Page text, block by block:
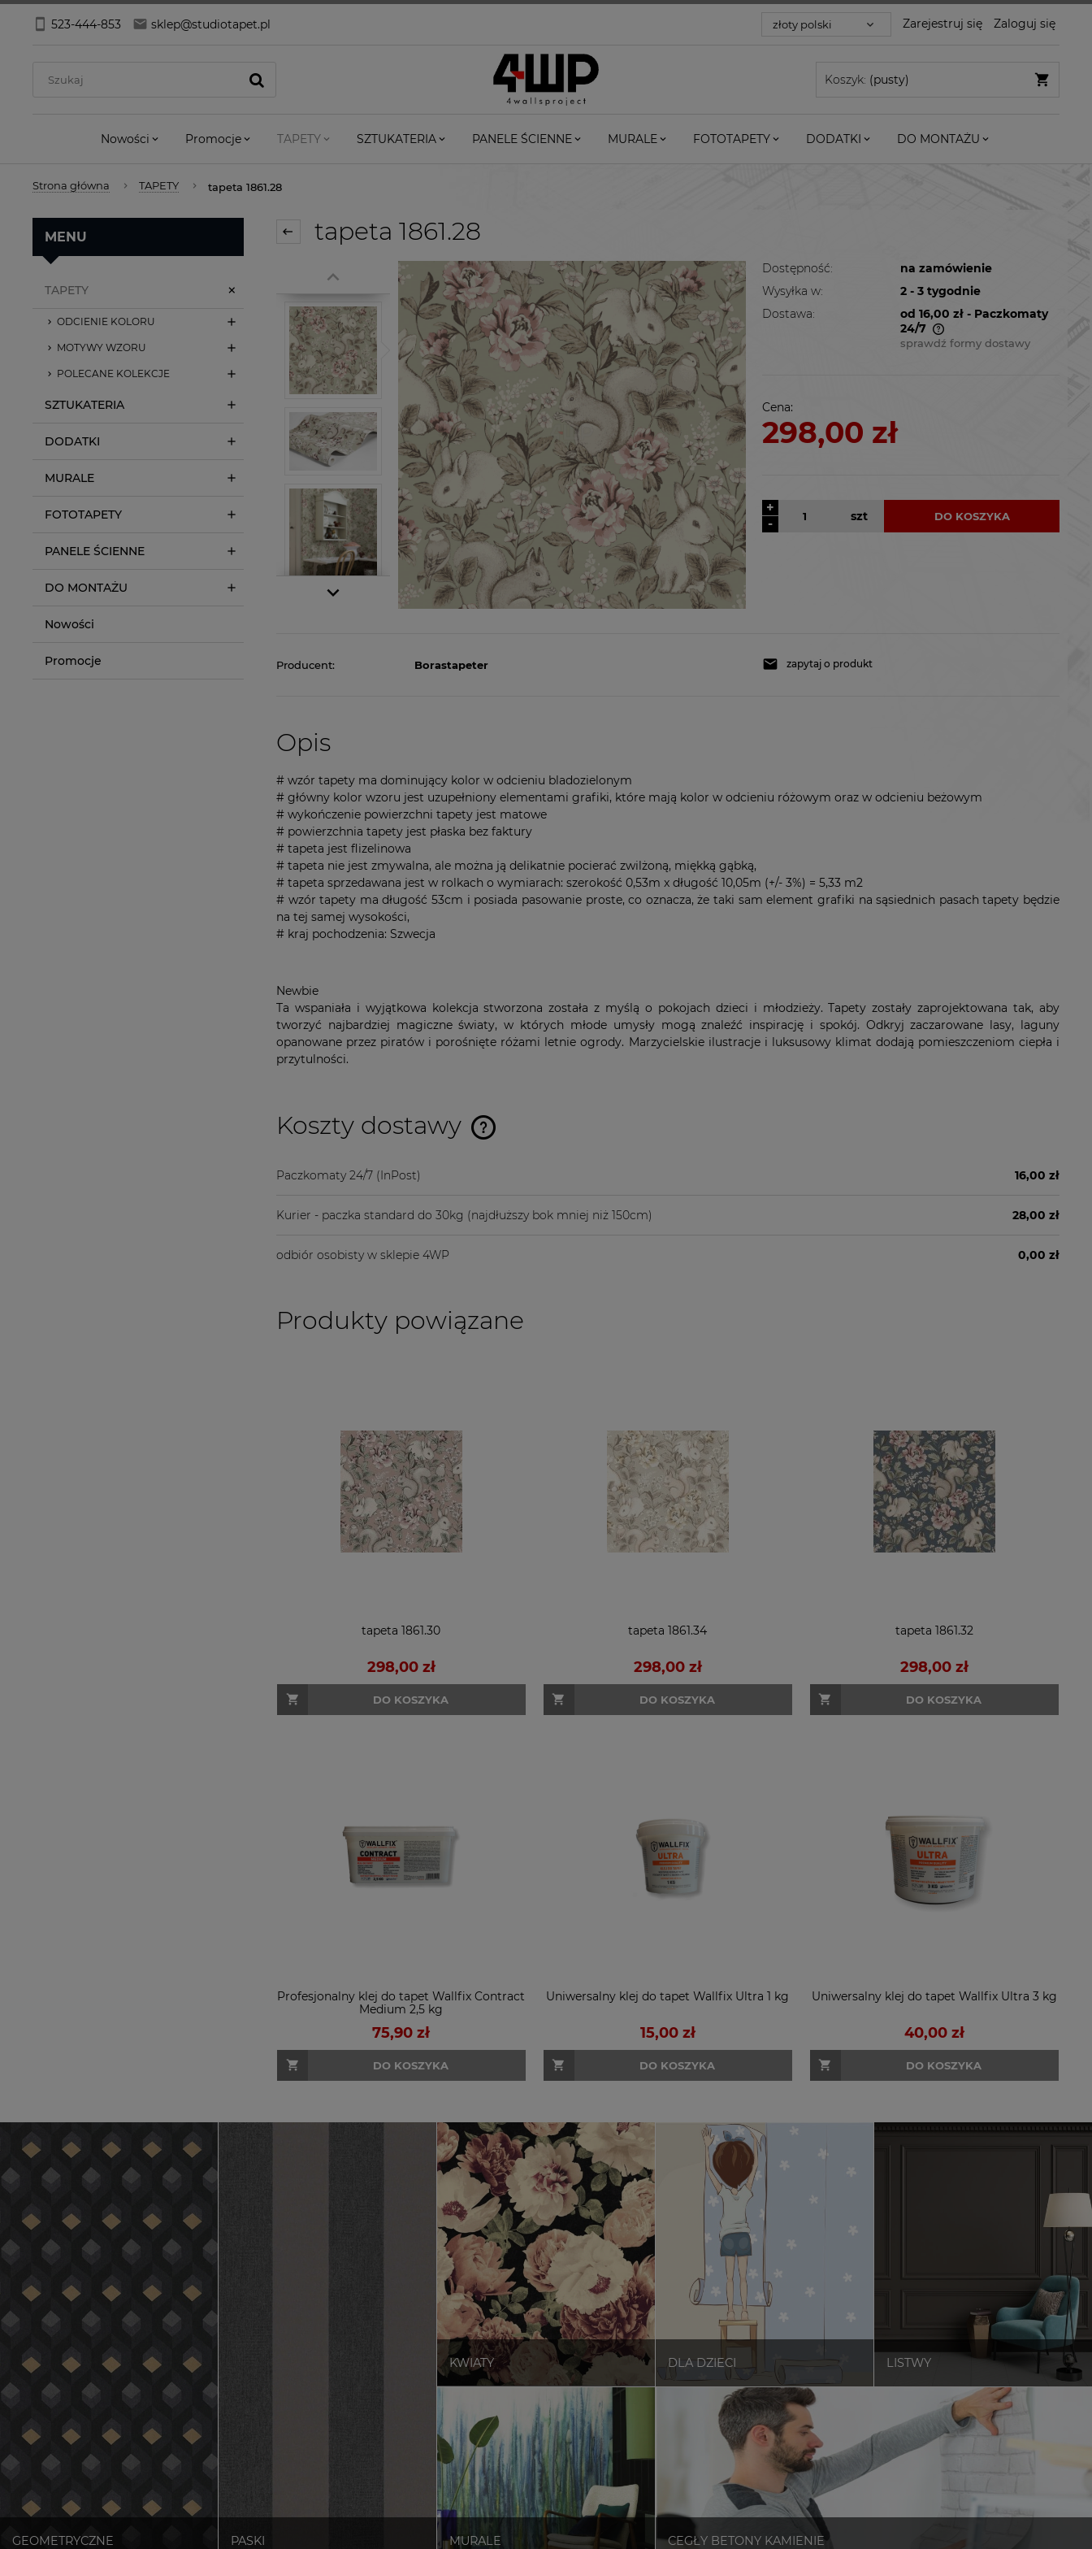
523-444-853 sklep@studiotapet.pl Zarejestruj się Zaloguj się
Koszyk: (pusty)
Nowości Promocje TAPETY SZTUKATERIA PANELE ŚCIENNE MURALE FOTOTAPETY DODATKI DO MONTAŻU
Strona główna TAPETY tapeta 1861.28
MENU
TAPETY
ODCIENIE KOLORU
MOTYWY WZORU
POLECANE KOLEKCJE
SZTUKATERIA
DODATKI
MURALE
FOTOTAPETY
PANELE ŚCIENNE
DO MONTAŻU
Nowości
Promocje
tapeta 1861.28
Dostępność:
na zamówienie
Wysyłka w:
2 - 3 tygodnie
Dostawa:
od 16,00 zł - Paczkomaty
24/7
Cena nie zawiera ewentualnych
sprawdź formy dostawy
Cena:
298,00 zł
-
+
szt DO KOSZYKA
Producent: Borastapeter zapytaj o produkt
Opis
# wzór tapety ma dominujący kolor w odcieniu bladozielonym
# główny kolor wzoru jest uzupełniony elementami grafiki, które mają kolor w odcieniu różowym oraz w odcieniu beżowym
# wykończenie powierzchni tapety jest matowe
# powierzchnia tapety jest płaska bez faktury
# tapeta jest flizelinowa
# tapeta nie jest zmywalna, ale można ją delikatnie pocierać zwilżoną, miękką gąbką,
# tapeta sprzedawana jest w rolkach o wymiarach: szerokość 0,53m x długość 10,05m (+/- 3%) = 5,33 m2
# wzór tapety ma długość 53cm i posiada pasowanie proste, co oznacza, że taki sam element grafiki na sąsiednich pasach tapety będzie
na tej samej wysokości,
# kraj pochodzenia: Szwecja
Newbie
Ta wspaniała i wyjątkowa kolekcja stworzona została z myślą o pokojach dzieci i młodzieży. Tapety zostały zaprojektowana tak, aby
tworzyć najbardziej magiczne światy, w których młode umysły mogą znaleźć inspirację i spokój. Odkryj zaczarowane lasy, laguny
opanowane przez piratów i porośnięte różami letnie ogrody. Marzycielskie ilustracje i luksusowy klimat dodają pomieszczeniom ciepła i
przytulności.
Koszty dostawy
Paczkomaty 24/7 (InPost) 16,00 zł
Kurier - paczka standard do 30kg (najdłuższy bok mniej niż 150cm) 28,00 zł
odbiór osobisty w sklepie 4WP 0,00 zł
Produkty powiązane
tapeta 1861.30
298,00 zł
DO KOSZYKA
tapeta 1861.34
298,00 zł
DO KOSZYKA
tapeta 1861.32
298,00 zł
DO KOSZYKA
Profesjonalny klej do tapet Wallfix Contract
Medium 2,5 kg
75,90 zł
DO KOSZYKA
Uniwersalny klej do tapet Wallfix Ultra 1 kg
15,00 zł
DO KOSZYKA
Uniwersalny klej do tapet Wallfix Ultra 3 kg
40,00 zł
DO KOSZYKA